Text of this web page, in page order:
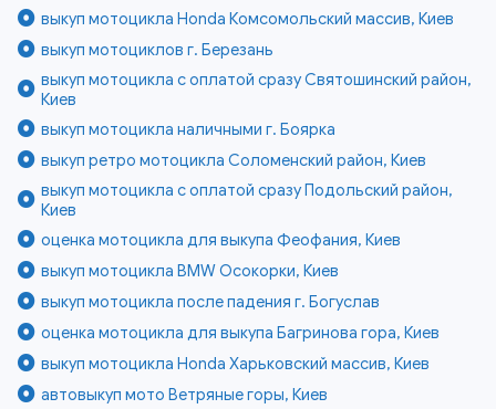
выкуп мотоцикла Honda Комсомольский массив, Киев
выкуп мотоциклов г. Березань
выкуп мотоцикла с оплатой сразу Святошинский район,
Киев
выкуп мотоцикла наличными г. Боярка
выкуп ретро мотоцикла Соломенский район, Киев
выкуп мотоцикла с оплатой сразу Подольский район,
Киев
оценка мотоцикла для выкупа Феофания, Киев
выкуп мотоцикла BMW Осокорки, Киев
выкуп мотоцикла после падения г. Богуслав
оценка мотоцикла для выкупа Багринова гора, Киев
выкуп мотоцикла Honda Харьковский массив, Киев
автовыкуп мото Ветряные горы, Киев